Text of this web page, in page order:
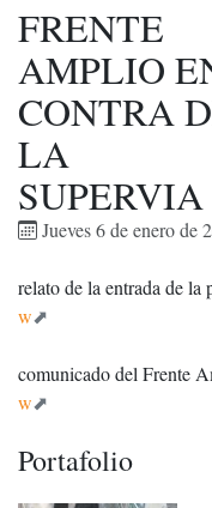
FRENTE
AMPLIO
CONTRA
LA
SUPERVIA
Jueves 6 de enero de
relato de la entrada de la
w
comunicado del Frente
w
Portafolio